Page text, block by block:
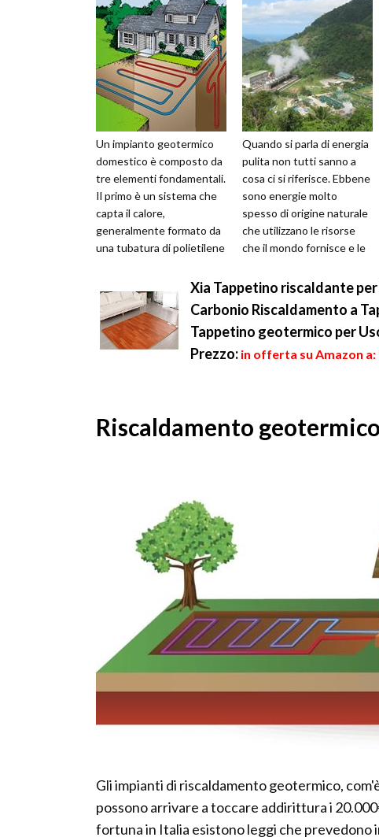
Un impianto geotermico
domestico è composto da
tre elementi fondamentali.
Il primo è un sistema che
capta il calore,
generalmente formato da
una tubatura di polietilene
Quando si parla di energia
pulita non tutti sanno a
cosa ci si riferisce. Ebbene
sono energie molto
spesso di origine naturale
che utilizzano le risorse
che il mondo fornisce e le
Xia Tappetino riscaldante
Carbonio Riscaldamento a
Tappetino geotermico per
Prezzo: in offerta su Amazon a:
Riscaldamento
Gli impianti di riscaldamento geotermico,
possono arrivare a toccare addirittura i
fortuna in Italia esistono leggi che